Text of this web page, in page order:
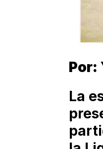
Por:
La